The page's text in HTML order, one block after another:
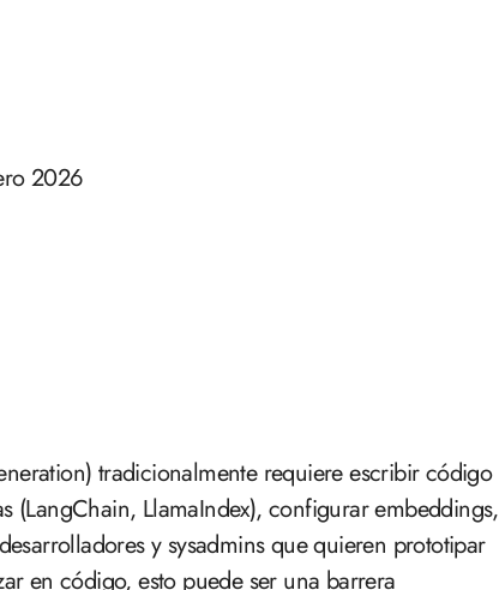
2026
tradicionalmente requiere escribir código
(LangChain, LlamaIndex), configurar embeddings,
y sysadmins que quieren prototipar
en código, esto puede ser una barrera